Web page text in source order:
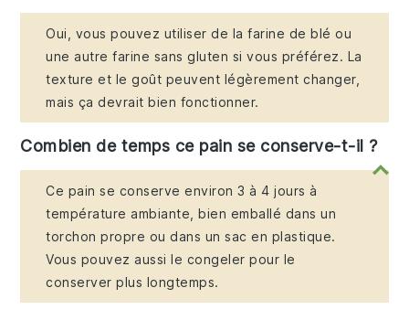
Oui, vous pouvez utiliser de la farine de blé ou
une autre farine sans gluten si vous préférez. La
texture et le goût peuvent légèrement changer,
mais ça devrait bien fonctionner.
Combien de temps ce pain se conserve-t-il ?
Ce pain se conserve environ 3 à 4 jours à
température ambiante, bien emballé dans un
torchon propre ou dans un sac en plastique.
Vous pouvez aussi le congeler pour le
conserver plus longtemps.